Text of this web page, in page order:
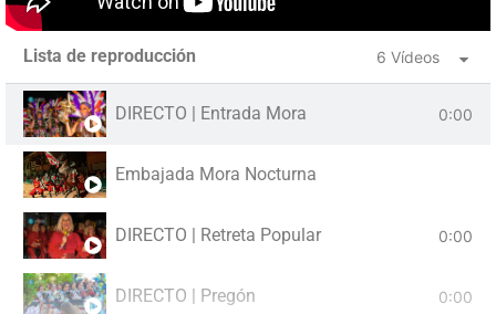
Lista de reproducción 6 Vídeos
DIRECTO | Entrada Mora 0:00
Embajada Mora Nocturna
DIRECTO | Retreta Popular 0:00
DIRECTO | Pregón 0:00